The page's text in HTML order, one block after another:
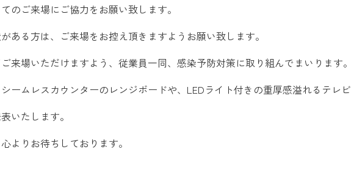
のご来場にご協力をお願い致します。
ある方は、ご来場をお控え頂きますようお願い致します。
来場いただけますよう、従業員一同、感染予防対策に取り組んでまいります。
ームレスカウンターのレンジボードや、LEDライト付きの重厚感溢れるテレビ
いたします。
よりお待ちしております。